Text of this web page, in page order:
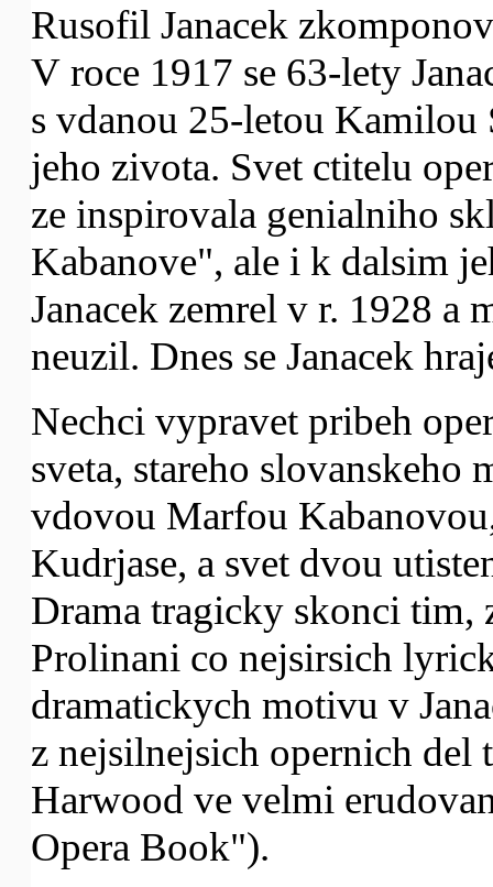
Rusofil Janacek
V roce 1917 se 63-lety
s vdanou 25-letou
jeho zivota. Svet ctitelu
ze inspirovala genialniho
Kabanove", ale i k dalsim
Janacek zemrel v r. 1928 a
neuzil. Dnes se Janacek
Nechci vypravet pribeh
sveta, stareho slovanskeho
vdovou Marfou
Kudrjase, a svet dvou
Drama tragicky skonci tim,
Prolinani co nejsirsich
dramatickych motivu v
z nejsilnejsich opernich
Harwood ve velmi
Opera Book").